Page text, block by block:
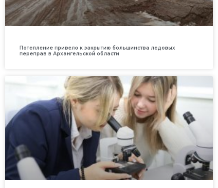
Потепление привело к закрытию большинства ледовых
переправ в Архангельской области